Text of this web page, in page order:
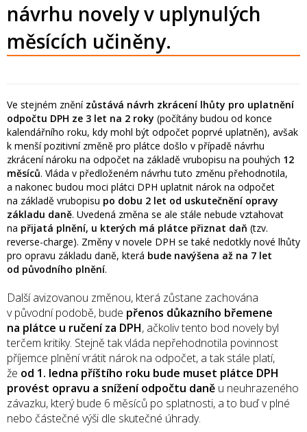
návrhu novely v uplynulých
měsících učiněny.
Ve stejném zněnízůstává návrh zkrácení lhůty pro uplatnění
odpočtu DPH ze 3 let na 2 roky (počítány budou od konce
kalendářního roku, kdy mohl být odpočet poprvé uplatněn), avšak
k menší pozitivní změně pro plátce došlo v případě návrhu
zkrácení nároku na odpočet na základě vrubopisu na pouhých 12
měsíců. Vláda v předloženém návrhu tuto změnu přehodnotila,
a nakonec budou moci plátci DPH uplatnit nárok na odpočet
na základě vrubopisu po dobu 2 let od uskutečnění opravy
základu daně. Uvedená změna se ale stále nebude vztahovat
na přijatá plnění, u kterých má plátce přiznat daň (tzv.
reverse-charge). Změny v novele DPH se také nedotkly nové lhůty
pro opravu základu daně, která bude navýšena až na 7 let
od původního plnění.
Další avizovanou změnou, která zůstane zachována
v původní podobě, bude přenos důkazního břemene
na plátce u ručení za DPH, ačkoliv tento bod novely byl
terčem kritiky. Stejně tak vláda nepřehodnotila povinnost
příjemce plnění vrátit nárok na odpočet, a tak stále platí,
že od 1. ledna příštího roku bude muset plátce DPH
provést opravu a snížení odpočtu daně u neuhrazeného
závazku, který bude 6 měsíců po splatnosti, a to buď v plné
nebo částečné výši dle skutečné úhrady.